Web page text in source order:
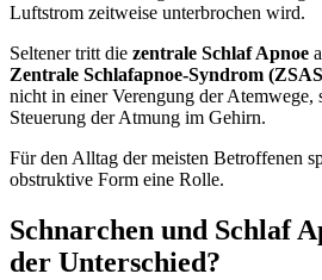
Luftstrom zeitweise unterbrochen wird.
Seltener tritt die zentrale Schlaf Apnoe
Zentrale Schlafapnoe-Syndrom
nicht in einer Verengung der Atemwege,
Steuerung der Atmung im Gehirn.
Für den Alltag der meisten Betroffenen
obstruktive Form eine Rolle.
Schnarchen und Schlaf
der Unterschied?